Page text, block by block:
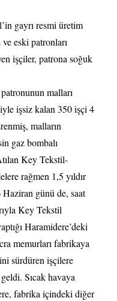
gayrı resmi üretim
eski patronları
işçiler, patrona soğuk
malları
işsiz kalan 350 işçi 4
malların
gaz bombalı
Key Tekstil-
rağmen 1,5 yıldır
günü de, saat
Key Tekstil
Haramidere’deki
memurları fabrikaya
sürdüren işçilere
Sıcak havaya
fabrika içindeki diğer